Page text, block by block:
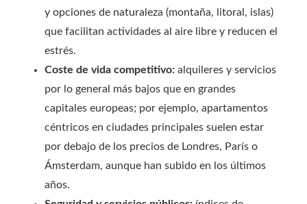
y opciones de naturaleza (montaña, litoral, islas)
que facilitan actividades al aire libre y reducen el
estrés.
Coste de vida competitivo: alquileres y servicios
por lo general más bajos que en grandes
capitales europeas; por ejemplo, apartamentos
céntricos en ciudades principales suelen estar
por debajo de los precios de Londres, París o
Ámsterdam, aunque han subido en los últimos
años.